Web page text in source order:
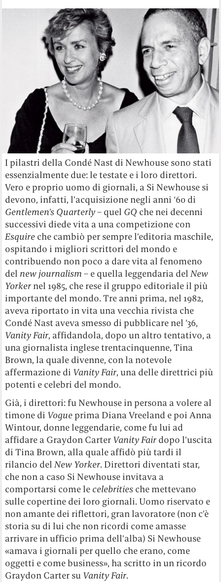
I pilastri della Condé Nast di Newhouse sono stati
essenzialmente due: le testate e i loro direttori.
Vero e proprio uomo di giornali, a Si Newhouse si
devono, infatti, l’acquisizione negli anni ‘60 di
Gentlemen’s Quarterly– quel GQ che nei decenni
successivi diede vita a una competizione con
Esquire che cambiò per sempre l’editoria maschile,
ospitando i migliori scrittori del mondo e
contribuendo non poco a dare vita al fenomeno
del new journalism – e quella leggendaria delNew
Yorker nel 1985, che rese il gruppo editoriale il più
importante del mondo. Tre anni prima, nel 1982,
aveva riportato in vita una vecchia rivista che
Condé Nast aveva smesso di pubblicare nel ’36,
Vanity Fair, affidandola, dopo un altro tentativo, a
una giornalista inglese trentacinquenne, Tina
Brown, la quale divenne, con la notevole
affermazione di Vanity Fair, una delle direttrici più
potenti e celebri del mondo.
Già, i direttori: fu Newhouse in persona a volere al
timone di Vogue prima Diana Vreeland e poi Anna
Wintour, donne leggendarie, come fu lui ad
affidare a Graydon Carter Vanity Fair dopo l’uscita
di Tina Brown, alla quale affidò più tardi il
rilancio delNew Yorker. Direttori diventati star,
che non a caso Si Newhouse invitava a
comportarsi come le celebrities che mettevano
sulle copertine dei loro giornali. Uomo riservato e
non amante dei riflettori, gran lavoratore (non c’è
storia su di lui che non ricordi come amasse
arrivare in ufficio prima dell’alba) Si Newhouse
«amava i giornali per quello che erano, come
oggetti e come business», ha scritto in un ricordo
Graydon Carter su Vanity Fair.